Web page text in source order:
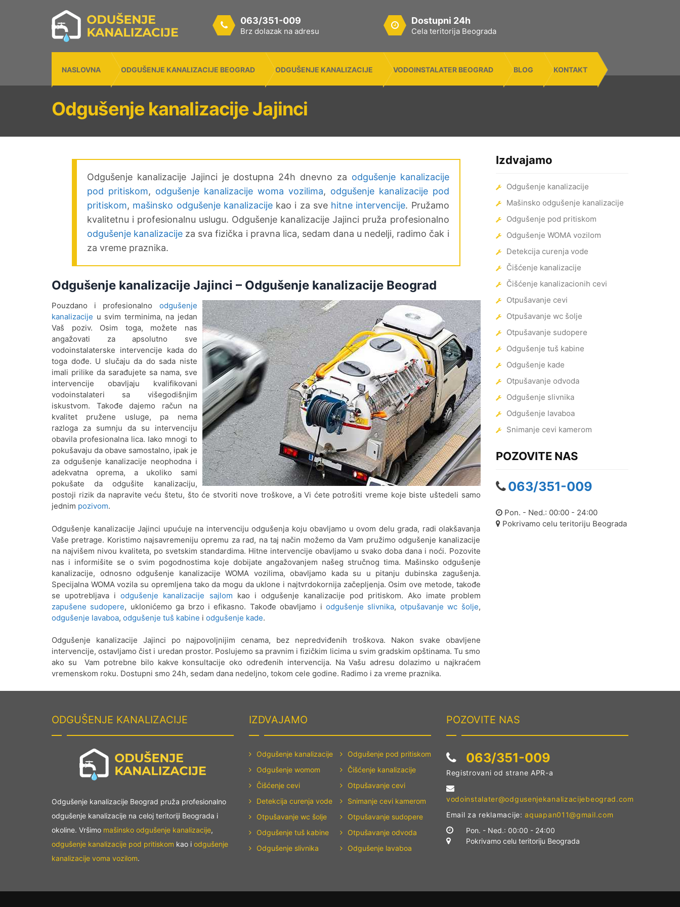
063/351-009
Brz dolazak na adresu
Dostupni 24h
Cela teritorija Beograda
NASLOVNA ODGUŠENJE KANALIZACIJE BEOGRAD ODGUŠENJE KANALIZACIJE VODOINSTALATER BEOGRAD BLOG KONTAKT
Odgušenje kanalizacije Jajinci
Odgušenje kanalizacije Jajinci je dostupna 24h dnevno za odgušenje kanalizacije
pod pritiskom, odgušenje kanalizacije woma vozilima, odgušenje kanalizacije pod
pritiskom, mašinsko odgušenje kanalizacijekao i za sve hitne intervencije. Pružamo
kvalitetnu i profesionalnu uslugu. Odgušenje kanalizacije Jajinci pruža profesionalno
odgušenje kanalizacije za sva fizička i pravna lica, sedam dana u nedelji, radimo čak i
za vreme praznika.
Odgušenje kanalizacije Jajinci – Odgušenje kanalizacije Beograd
Pouzdano i profesionalno odgušenje
kanalizacije u svim terminima, na jedan
Vaš poziv. Osim toga, možete nas
angažovati za apsolutno sve
vodoinstalaterske intervencije kada do
toga dođe. U slučaju da do sada niste
imali prilike da sarađujete sa nama, sve
intervencije obavljaju kvalifikovani
vodoinstalateri sa višegodišnjim
iskustvom. Takođe dajemo račun na
kvalitet pružene usluge, pa nema
razloga za sumnju da su intervenciju
obavila profesionalna lica. Iako mnogi to
pokušavaju da obave samostalno, ipak je
za odgušenje kanalizacije neophodna i
adekvatna oprema, a ukoliko sami
pokušate da odgušite kanalizaciju,
postoji rizik da napravite veću štetu, što će stvoriti nove troškove, a Vi ćete potrošiti vreme koje biste uštedeli samo
jednim pozivom.
Odgušenje kanalizacije Jajinci upućuje na intervenciju odgušenja koju obavljamo u ovom delu grada, radi olakšavanja
Vaše pretrage. Koristimo najsavremeniju opremu za rad, na taj način možemo da Vam pružimo odgušenje kanalizacije
na najvišem nivou kvaliteta, po svetskim standardima. Hitne intervencije obavljamo u svako doba dana i noći. Pozovite
nas i informišite se o svim pogodnostima koje dobijate angažovanjem našeg stručnog tima. Mašinsko odgušenje
kanalizacije, odnosno odgušenje kanalizacije WOMA vozilima, obavljamo kada su u pitanju dubinska zagušenja.
Specijalna WOMA vozila su opremljena tako da mogu da uklone i najtvrdokornija začepljenja. Osim ove metode, takođe
se upotrebljava iodgušenje kanalizacije sajlom kao i odgušenje kanalizacije pod pritiskom. Ako imate problem
zapušene sudopere, uklonićemo ga brzo i efikasno. Takođe obavljamo i odgušenje slivnika, otpušavanje wc šolje,
odgušenje lavaboa, odgušenje tuš kabine i odgušenje kade.
Odgušenje kanalizacije Jajinci po najpovoljnijim cenama, bez nepredviđenih troškova. Nakon svake obavljene
intervencije, ostavljamo čist i uredan prostor. Poslujemo sa pravnim i fizičkim licima u svim gradskim opštinama. Tu smo
ako su Vam potrebne bilo kakve konsultacije oko određenih intervencija. Na Vašu adresu dolazimo u najkraćem
vremenskom roku. Dostupni smo 24h, sedam dana nedeljno, tokom cele godine. Radimo i za vreme praznika.
Izdvajamo
Odgušenje kanalizacije
Mašinsko odgušenje kanalizacije
Odgušenje pod pritiskom
Odgušenje WOMA vozilom
Detekcija curenja vode
Čišćenje kanalizacije
Čišćenje kanalizacionih cevi
Otpušavanje cevi
Otpušavanje wc šolje
Otpušavanje sudopere
Odgušenje tuš kabine
Odgušenje kade
Otpušavanje odvoda
Odgušenje slivnika
Odgušenje lavaboa
Snimanje cevi kamerom
POZOVITE NAS
063/351-009
Pon. - Ned.: 00:00 - 24:00
Pokrivamo celu teritoriju Beograda
ODGUŠENJE KANALIZACIJE
Odgušenje kanalizacije Beograd pruža profesionalno
odgušenje kanalizacije na celoj teritoriji Beograda i
okoline. Vršimo mašinsko odgušenje kanalizacije,
odgušenje kanalizacije pod pritiskom kao i odgušenje
kanalizacije voma vozilom.
IZDVAJAMO
Odgušenje kanalizacije
Odgušenje pod pritiskom
Odgušenje womom
Čišćenje kanalizacije
Čišćenje cevi
Otpušavanje cevi
Detekcija curenja vode
Snimanje cevi kamerom
Otpušavanje wc šolje
Otpušavanje sudopere
Odgušenje tuš kabine
Otpušavanje odvoda
Odgušenje slivnika
Odgušenje lavaboa
POZOVITE NAS
063/351-009
Registrovani od strane APR-a
vodoinstalater@odgusenjekanalizacijebeograd.com
Email za reklamacije:aquapan011@gmail.com
Pon. - Ned.: 00:00 - 24:00
Pokrivamo celu teritoriju Beograda